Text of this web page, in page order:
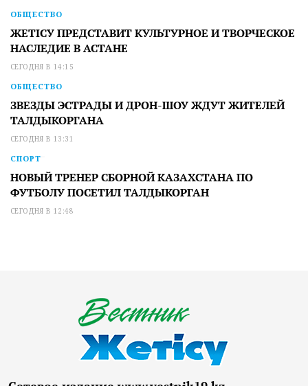
ОБЩЕСТВО
ЖЕТІСУ ПРЕДСТАВИТ КУЛЬТУРНОЕ И ТВОРЧЕСКОЕ
НАСЛЕДИЕ В АСТАНЕ
СЕГОДНЯ В 14:15
ОБЩЕСТВО
ЗВЕЗДЫ ЭСТРАДЫ И ДРОН-ШОУ ЖДУТ ЖИТЕЛЕЙ
ТАЛДЫКОРГАНА
СЕГОДНЯ В 13:31
СПОРТ
НОВЫЙ ТРЕНЕР СБОРНОЙ КАЗАХСТАНА ПО
ФУТБОЛУ ПОСЕТИЛ ТАЛДЫКОРГАН
СЕГОДНЯ В 12:48